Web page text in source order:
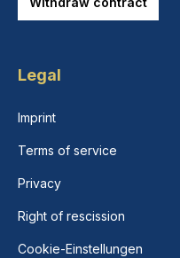
Legal
Imprint
Terms of service
Privacy
Right of rescission
Cookie-Einstellungen